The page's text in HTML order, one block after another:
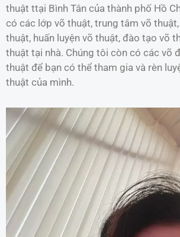
thuật ttại Bình Tân của thành phố Hồ
có các lớp võ thuật, trung tâm võ
thuật, huấn luyện võ thuật, đào tạo võ
thuật tại nhà. Chúng tôi còn có các võ
thuật để bạn có thể tham gia và rèn
thuật của mình.